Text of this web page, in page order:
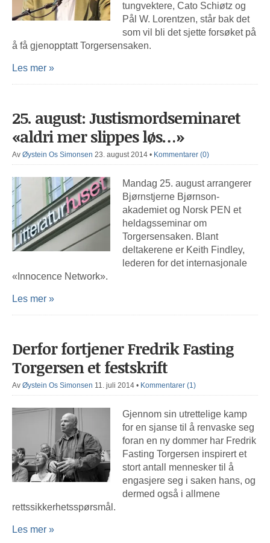
tungvektere, Cato Schiøtz og
Pål W. Lorentzen, står bak det
som vil bli det sjette forsøket på
å få gjenopptatt Torgersensaken.
Les mer »
25. august: Justismordseminaret
«aldri mer slippes løs…»
Av Øystein Os Simonsen 23. august 2014 • Kommentarer (0)
Mandag 25. august arrangerer
Bjørnstjerne Bjørnson-
akademiet og Norsk PEN et
heldagsseminar om
Torgersensaken. Blant
deltakerene er Keith Findley,
lederen for det internasjonale
«Innocence Network».
Les mer »
Derfor fortjener Fredrik Fasting
Torgersen et festskrift
Av Øystein Os Simonsen 11. juli 2014 • Kommentarer (1)
Gjennom sin utrettelige kamp
for en sjanse til å renvaske seg
foran en ny dommer har Fredrik
Fasting Torgersen inspirert et
stort antall mennesker til å
engasjere seg i saken hans, og
dermed også i allmene
rettssikkerhetsspørsmål.
Les mer »